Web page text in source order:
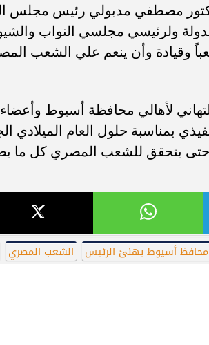
العالم سوشيال
جميع الحقوق محفوظة ©